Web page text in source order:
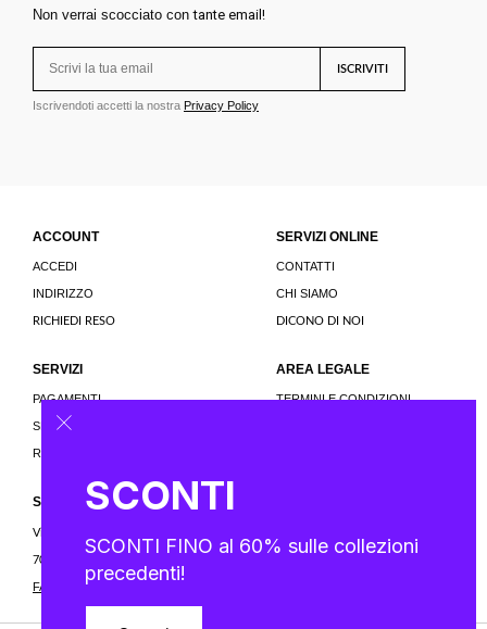
Non verrai scocciato contante email!
ISCRIVITI
Iscrivendoti accetti la nostra Privacy Policy
ACCOUNT
ACCEDI
INDIRIZZO
RICHIEDI RESO
SERVIZI ONLINE
CONTATTI
CHI SIAMO
DICONO DI NOI
SERVIZI
PAGAMENTI
SPEDIZIONI
RESTITUZIONI
AREA LEGALE
TERMINI E CONDIZIONI
SEGUICI
Via Felice Cavallotti, 10
70056 - Molfetta (BA) Italia
FACEBOOK
SCONTI
SCONTI FINO al 60% sulle collezioni
precedenti!